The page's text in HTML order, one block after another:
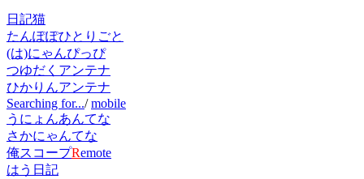
日記猫
たんぽぽひとりごと
(は)にゃんぴっぴ
つゆだくアンテナ
ひかりんアンテナ
Searching for.../mobile
うにょんあんてな
さかにゃんてな
俺スコープRemote
はう日記